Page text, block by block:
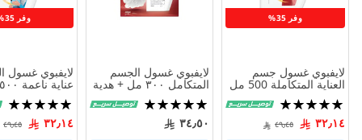
وفر 35%
لايفبوي غسول جسم
العناية المتكاملة 500 مل
تقييم:
100%
٣٢٫١٤ ٤٩٫٤٥
لايفبوي غسول الجسم
المتكامل ٣٠٠ مل + هدية
تقييم:
100%
٣٤٫٥٠
وفر 35%
لايفبوي غسول
عناية ناعمة ٥٠٠ مل
تقييم:
100%
٣٢٫١٤ ٤٩٫٤٥